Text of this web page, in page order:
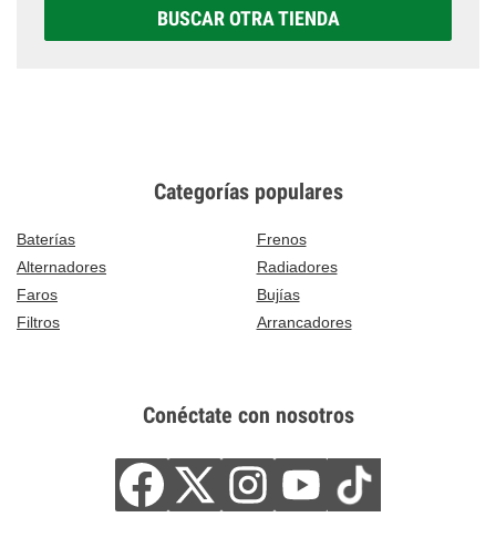
BUSCAR OTRA TIENDA
Categorías populares
Baterías
Frenos
Alternadores
Radiadores
Faros
Bujías
Filtros
Arrancadores
Conéctate con nosotros